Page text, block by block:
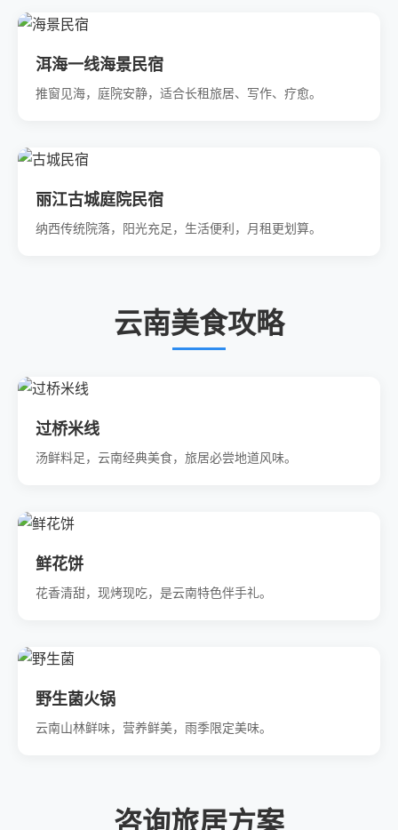
洱海一线海景民宿
推窗见海，庭院安静，适合长租旅居、写作、疗愈。
丽江古城庭院民宿
纳西传统院落，阳光充足，生活便利，月租更划算。
云南美食攻略
过桥米线
汤鲜料足，云南经典美食，旅居必尝地道风味。
鲜花饼
花香清甜，现烤现吃，是云南特色伴手礼。
野生菌火锅
云南山林鲜味，营养鲜美，雨季限定美味。
咨询旅居方案